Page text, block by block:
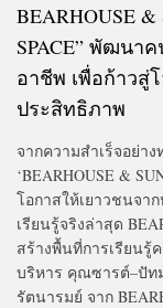
BEARHOUSE
SPACE” พัฒนา
อาชีพ เพื่อก้าวสู่
ประสิทธิภาพ
จากความสำเร็จอย่า
‘BEARHOUSE &
โอกาสให้เยาวชนจา
เรียนรู้จริงล่าสุด
สร้างพื้นที่การเรียนรู้
บริหาร คุณซารต์–ปัท
รัตนารมย์ จาก